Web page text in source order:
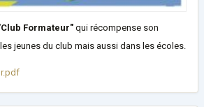
Formateur"qui récompense son
jeunes du club mais aussi dans les écoles.